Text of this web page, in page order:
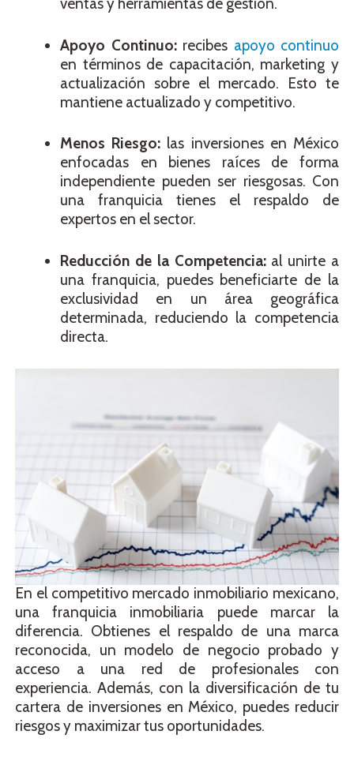
ventas y herramientas de gestión.
Apoyo Continuo:recibes apoyo continuo
en términos de capacitación, marketing y
actualización sobre el mercado. Esto te
mantiene actualizado y competitivo.
Menos Riesgo: las inversiones en México
enfocadas en bienes raíces de forma
independiente pueden ser riesgosas. Con
una franquicia tienes el respaldo de
expertos en el sector.
Reducción de la Competencia:al unirte a
una franquicia, puedes beneficiarte de la
exclusividad en un área geográfica
determinada, reduciendo la competencia
directa.
En el competitivo mercado inmobiliario mexicano,
una franquicia inmobiliaria puede marcar la
diferencia. Obtienes el respaldo de una marca
reconocida, un modelo de negocio probado y
acceso a una red de profesionales con
experiencia. Además, con la diversificación de tu
cartera de inversiones en México, puedes reducir
riesgos y maximizar tus oportunidades.